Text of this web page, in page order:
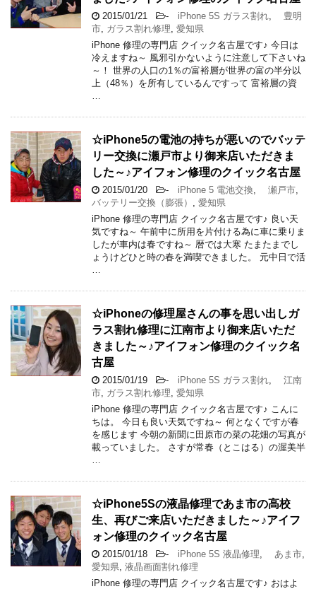
2015/01/21 - iPhone 5S ガラス割れ
豊明
市 ガラス割れ修理 愛知県
iPhone 修理の専門店 クイック名古屋です♪ 今日は
冷えますね～ 風邪引かないように注意して下さいね
～！ 世界の人口の1％の富裕層が世界の富の半分以
上（48％）を所有しているんですって 富裕層の資
☆iPhone5の電池の持ちが悪いのでバッテ
リー交換に瀬戸市より御来店いただきま
した～♪アイフォン修理のクイック名古屋
2015/01/20 - iPhone 5 電池交換 瀬戸市
バッテリー交換（膨張）
愛知県
iPhone 修理の専門店 クイック名古屋です♪ 良い天
気ですね～ 午前中に所用を片付ける為に車に乗りま
したが車内は春ですね～ 暦では大寒 たまたまでし
ょうけどひと時の春を満喫できました。 元中日で活
☆iPhoneの修理屋さんの事を思い出しガ
ラス割れ修理に江南市より御来店いただ
きました～♪アイフォン修理のクイック名
古屋
2015/01/19 - iPhone 5S ガラス割れ
江南
市 ガラス割れ修理 愛知県
iPhone 修理の専門店 クイック名古屋です♪ こんに
ちは。 今日も良い天気ですね～ 何となくですが春
を感じます 今朝の新聞に田原市の菜の花畑の写真が
載っていました。 さすが常春（とこはる）の渥美半
☆iPhone5Sの液晶修理であま市の高校
生、再びご来店いただきました～♪アイフ
ォン修理のクイック名古屋
2015/01/18 - iPhone 5S 液晶修理 あま市
愛知県 液晶画面割れ修理
iPhone 修理の専門店 クイック名古屋です♪ おはよ